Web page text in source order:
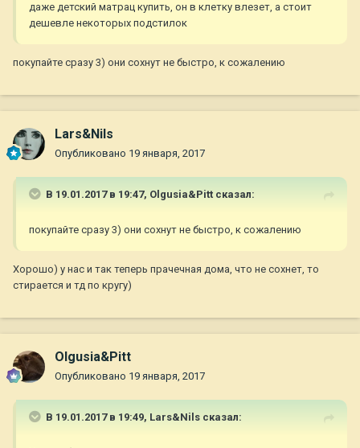
даже детский матрац купить, он в клетку влезет, а стоит
дешевле некоторых подстилок
покупайте сразу 3) они сохнут не быстро, к сожалению
Lars&Nils
Опубликовано 19 января, 2017
В 19.01.2017 в 19:47, Olgusia&Pitt сказал:
покупайте сразу 3) они сохнут не быстро, к сожалению
Хорошо) у нас и так теперь прачечная дома, что не сохнет, то
стирается и тд по кругу)
Olgusia&Pitt
Опубликовано 19 января, 2017
В 19.01.2017 в 19:49, Lars&Nils сказал: